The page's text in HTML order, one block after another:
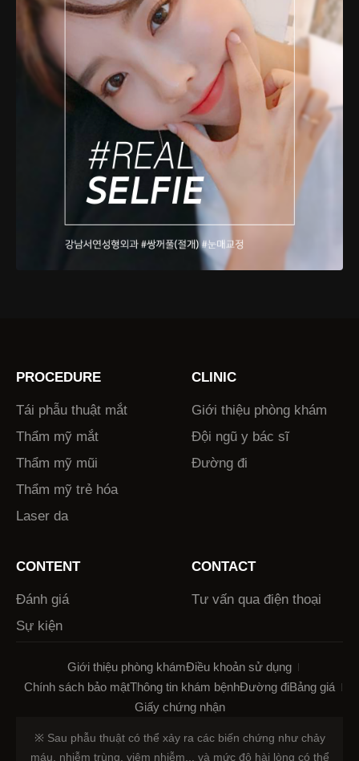
PROCEDURE
Tái phẫu thuật mắt
Thẩm mỹ mắt
Thẩm mỹ mũi
Thẩm mỹ trẻ hóa
Laser da
CLINIC
Giới thiệu phòng khám
Đội ngũ y bác sĩ
Đường đi
CONTENT
Đánh giá
Sự kiện
CONTACT
Tư vấn qua điện thoại
Giới thiệu phòng khámĐiều khoản sử dụng
Chính sách bảo mậtThông tin khám bệnhĐường điBảng giá
Giấy chứng nhận
※ Sau phẫu thuật có thể xảy ra các biến chứng như chảy
máu, nhiễm trùng, viêm nhiễm... và mức độ hài lòng có thể